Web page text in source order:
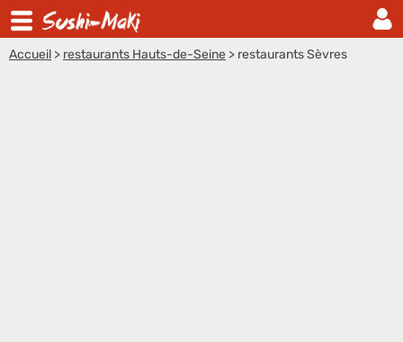
Accueil > restaurants Hauts-de-Seine > restaurants Sèvres